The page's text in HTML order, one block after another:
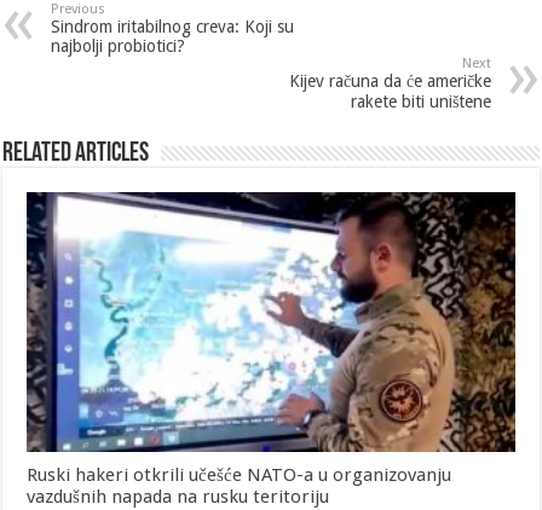
Previous
Sindrom iritabilnog creva: Koji su
najbolji probiotici?
Next
Kijev računa da će američke
rakete biti uništene
Related Articles
Ruski hakeri otkrili učešće NATO-a u organizovanju
vazdušnih napada na rusku teritoriju